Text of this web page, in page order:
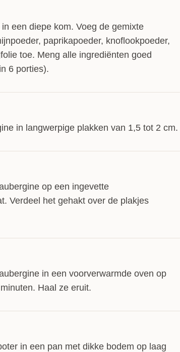
een diepe kom. Voeg de gemixte
paprikapoeder, knoflookpoeder,
toe. Meng alle ingrediënten goed
6 porties).
in langwerpige plakken van 1,5 tot 2 cm.
op een ingevette
Verdeel het gehakt over de plakjes
in een voorverwarmde oven op
Haal ze eruit.
in een pan met dikke bodem op laag